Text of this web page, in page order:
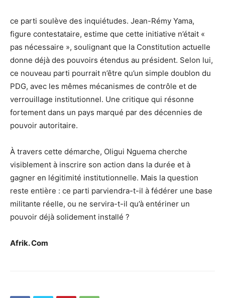
ce parti soulève des inquiétudes. Jean-Rémy Yama,
figure contestataire, estime que cette initiative n’était «
pas nécessaire », soulignant que la Constitution actuelle
donne déjà des pouvoirs étendus au président. Selon lui,
ce nouveau parti pourrait n’être qu’un simple doublon du
PDG, avec les mêmes mécanismes de contrôle et de
verrouillage institutionnel. Une critique qui résonne
fortement dans un pays marqué par des décennies de
pouvoir autoritaire.
À travers cette démarche, Oligui Nguema cherche
visiblement à inscrire son action dans la durée et à
gagner en légitimité institutionnelle. Mais la question
reste entière : ce parti parviendra-t-il à fédérer une base
militante réelle, ou ne servira-t-il qu’à entériner un
pouvoir déjà solidement installé ?
Afrik. Com